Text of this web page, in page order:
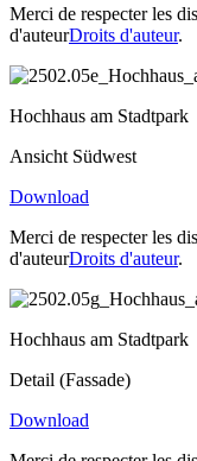
Merci de respecter les
d'auteurDroits d'auteur.
Hochhaus am Stadtpark
Ansicht Südwest
Download
Merci de respecter les
d'auteurDroits d'auteur.
Hochhaus am Stadtpark
Detail (Fassade)
Download